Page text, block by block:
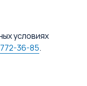
условиях
36-85.